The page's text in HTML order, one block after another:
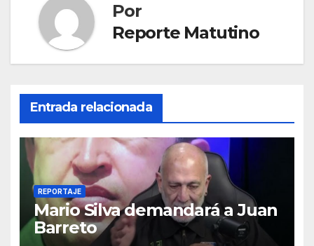
Por
Reporte Matutino
Entrada relacionada
REPORTAJE
Mario Silva demandará a Juan
Barreto